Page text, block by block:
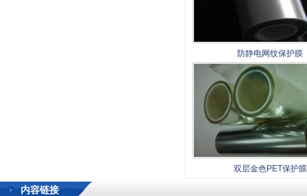
防静电网纹保护膜
双层金色PET保护膜
内容链接